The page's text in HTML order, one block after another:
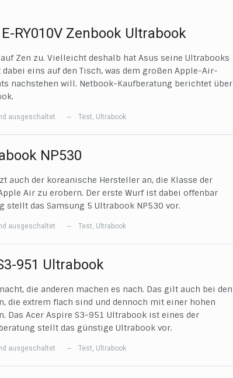
RY010V Zenbook Ultrabook
Zen zu. Vielleicht deshalb hat Asus seine Ultrabooks
eins auf den Tisch, was dem großen Apple-Air-
nachstehen will. Netbook-Kaufberatung berichtet über
ausgeschaltet — Test, Ultrabook
NP530
auch der koreanische Hersteller an, die Klasse der
Air zu erobern. Der erste Wurf ist dabei offenbar
stellt das Samsung 5 Ultrabook NP530 vor.
ausgeschaltet — Test, Ultrabook
951 Ultrabook
die anderen machen es nach. Das gilt auch bei den
die extrem flach sind und dennoch mit einer hohen
Das Acer Aspire S3-951 Ultrabook ist eines der
stellt das günstige Ultrabook vor.
ausgeschaltet — Test, Ultrabook